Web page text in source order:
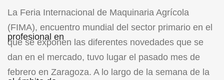
La Feria Internacional de Maquinaria Agrícola
(FIMA), encuentro mundial del sector primario en el
que se exponen las diferentes novedades que se
dan en el mercado, tuvo lugar el pasado mes de
febrero en Zaragoza. A lo largo de la semana de la